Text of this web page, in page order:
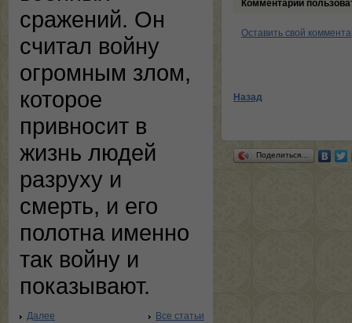
сражений. Он
считал войну
огромным злом,
которое
привносит в
жизнь людей
разруху и
смерть, и его
полотна именно
так войну и
показывают.
Далее Все статьи
Комментарии
Оставить свой
Назад
Поделиться…